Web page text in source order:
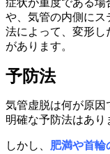
症状が重度である場
や、気管の内側にス
法によって、変形し
があります。
予防法
気管虚脱は何が原因
明確な予防法はあり
しかし、 肥満や首輪